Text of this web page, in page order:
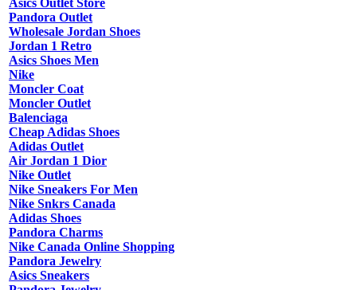
Asics Outlet Store
Pandora Outlet
Wholesale Jordan Shoes
Jordan 1 Retro
Asics Shoes Men
Nike
Moncler Coat
Moncler Outlet
Balenciaga
Cheap Adidas Shoes
Adidas Outlet
Air Jordan 1 Dior
Nike Outlet
Nike Sneakers For Men
Nike Snkrs Canada
Adidas Shoes
Pandora Charms
Nike Canada Online Shopping
Pandora Jewelry
Asics Sneakers